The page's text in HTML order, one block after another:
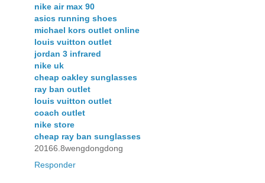
nike air max 90
asics running shoes
michael kors outlet online
louis vuitton outlet
jordan 3 infrared
nike uk
cheap oakley sunglasses
ray ban outlet
louis vuitton outlet
coach outlet
nike store
cheap ray ban sunglasses
20166.8wengdongdong
Responder